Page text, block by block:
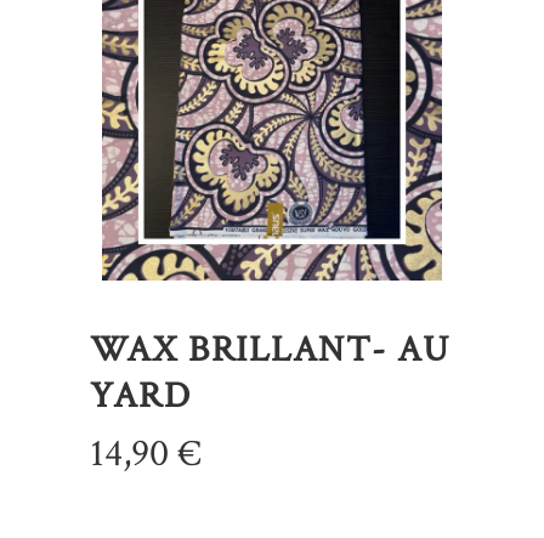
WAX BRILLANT- AU
YARD
14,90€